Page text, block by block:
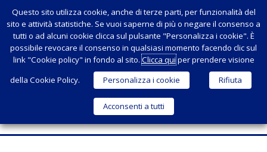
SKIP
Questo sito utilizza cookie, anche di terze parti, per funzionalità del
sito e attività statistiche. Se vuoi saperne di più o negare il consenso a
tutti o ad alcuni cookie clicca sul pulsante "Personalizza i cookie". È
possibile revocare il consenso in qualsiasi momento facendo clic sul
link "Cookie policy" in fondo al sito.Clicca quiper prendere visione
della Cookie Policy.
Personalizza i cookie Rifiuta
Acconsenti a tutti